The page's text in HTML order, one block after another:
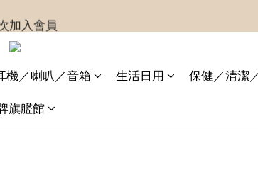
加入會員
加入會員
購物金$300
加入會員
機／喇叭／音箱 生活日用 保健／清潔
旗艦館